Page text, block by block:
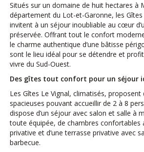
Situés sur un domaine de huit hectares à
département du Lot-et-Garonne, les Gîtes
invitent à un séjour inoubliable au cœur
préservée. Offrant tout le confort
le charme authentique d’une bâtisse
sont le lieu idéal pour se détendre et
vivre du Sud-Ouest.
Des gîtes tout confort pour un séjour
Les Gîtes Le Vignal, climatisés, proposent
spacieuses pouvant accueillir de 2 à 8
dispose d’un séjour avec salon et salle à
toute équipée, de chambres confortables
privative et d’une terrasse privative avec
barbecue.